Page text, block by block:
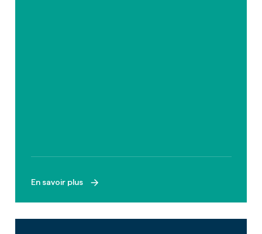
En savoir plus